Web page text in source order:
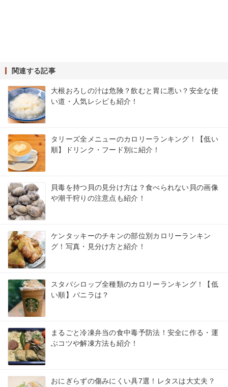
関連する記事
大根おろしの汁は危険？飲むと胃に悪い？安全な使
い道・人気レシピも紹介！
タリーズ全メニューのカロリーランキング！【低い
順】ドリンク・フード別に紹介！
貝毒を持つ貝の見分け方は？食べられない貝の画像
や潮干狩りの注意点も紹介！
ケンタッキーのチキンの部位別カロリーランキン
グ！写真・見分け方と紹介！
スタバシロップ全種類のカロリーランキング！【低
い順】バニラは？
まるごと冷凍弁当の食中毒予防法！安全に作る・運
ぶコツや解凍方法も紹介！
おにぎらずの傷みにくい具7選！レタスは大丈夫？